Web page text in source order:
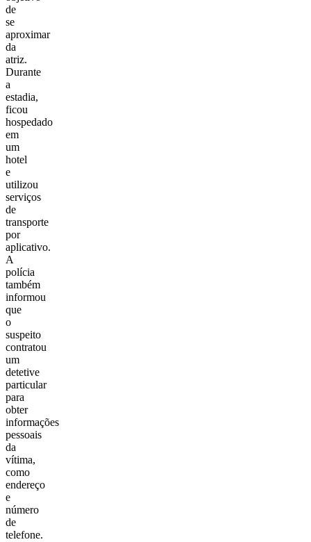
de
se
aproximar
da
atriz.
Durante
a
estadia,
ficou
hospedado
em
um
hotel
e
utilizou
serviços
de
transporte
por
aplicativo.
A
polícia
também
informou
que
o
suspeito
contratou
um
detetive
particular
para
obter
informações
pessoais
da
vítima,
como
endereço
e
número
de
telefone.